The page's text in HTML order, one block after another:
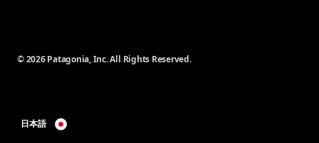
© 2026 Patagonia, Inc. All Rights Reserved.
日本語